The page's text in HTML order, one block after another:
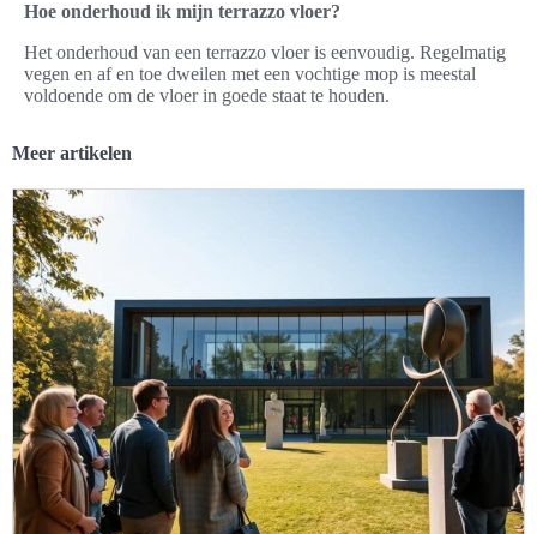
Hoe onderhoud ik mijn terrazzo vloer?
Het onderhoud van een terrazzo vloer is eenvoudig. Regelmatig
vegen en af en toe dweilen met een vochtige mop is meestal
voldoende om de vloer in goede staat te houden.
Meer artikelen